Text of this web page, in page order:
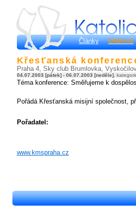
Články Události
Křesťanská
Praha 4, Sky club Brumlovka,
04.07.2003 [pátek] - 06.07.2003 [neděle],
Téma konference: Směřujeme k
Pořádá Křesťanská misijní společnost,
Pořadatel:
www.kmspraha.cz